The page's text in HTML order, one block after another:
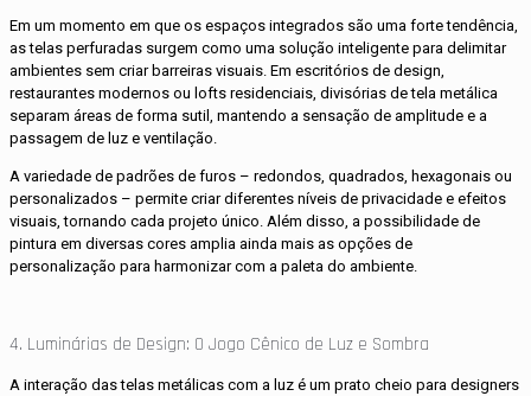
Em um momento em que os espaços integrados são uma forte tendência,
as telas perfuradas surgem como uma solução inteligente para delimitar
ambientes sem criar barreiras visuais. Em escritórios de design,
restaurantes modernos ou lofts residenciais, divisórias de tela metálica
separam áreas de forma sutil, mantendo a sensação de amplitude e a
passagem de luz e ventilação.
A variedade de padrões de furos – redondos, quadrados, hexagonais ou
personalizados – permite criar diferentes níveis de privacidade e efeitos
visuais, tornando cada projeto único. Além disso, a possibilidade de
pintura em diversas cores amplia ainda mais as opções de
personalização para harmonizar com a paleta do ambiente.
4. Luminárias de Design: O Jogo Cênico de Luz e Sombra
A interação das telas metálicas com a luz é um prato cheio para designers